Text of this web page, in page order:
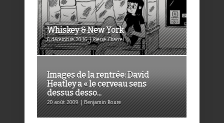
Whiskey & New York
6 décembre 2016 | Pierre Charrel
Images de la rentrée: David
Heatley a « le cerveau sens
dessus desso...
20 août 2009 | Benjamin Roure